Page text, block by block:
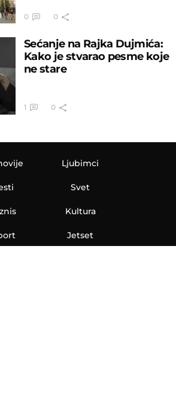
0 0
Sećanje na Rajka Dujmića:
Kako je stvarao pesme koje
ne stare
1 0
Ljubimci
Svet
Kultura
Jetset